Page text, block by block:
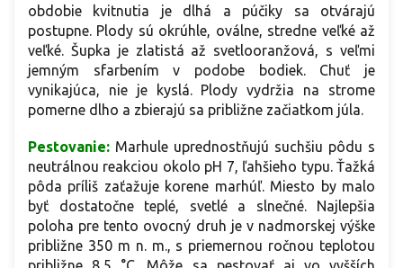
obdobie kvitnutia je dlhá a púčiky sa otvárajú
postupne. Plody sú okrúhle, oválne, stredne veľké až
veľké. Šupka je zlatistá až svetlooranžová, s veľmi
jemným sfarbením v podobe bodiek. Chuť je
vynikajúca, nie je kyslá. Plody vydržia na strome
pomerne dlho a zbierajú sa približne začiatkom júla.
Pestovanie: Marhule uprednostňujú suchšiu pôdu s
neutrálnou reakciou okolo pH 7, ľahšieho typu. Ťažká
pôda príliš zaťažuje korene marhúľ. Miesto by malo
byť dostatočne teplé, svetlé a slnečné. Najlepšia
poloha pre tento ovocný druh je v nadmorskej výške
približne 350 m n. m., s priemernou ročnou teplotou